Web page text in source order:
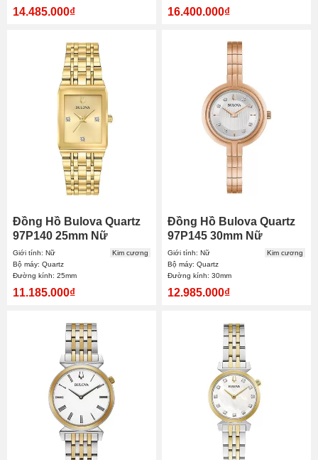
14.485.000₫ 16.400.000₫
Đồng Hồ Bulova Quartz
97P140 25mm Nữ
Giới tính: Nữ
Bộ máy: Quartz
Đường kính: 25mm
Kim cương
11.185.000₫
Đồng Hồ Bulova Quartz
97P145 30mm Nữ
Giới tính: Nữ
Bộ máy: Quartz
Đường kính: 30mm
Kim cương
12.985.000₫